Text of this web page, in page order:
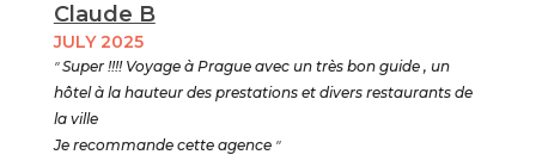
Claude B
JULY 2025
"Super !!!! Voyage à Prague avec un très bon guide , un
hôtel à la hauteur des prestations et divers restaurants de
la ville
Je recommande cette agence"